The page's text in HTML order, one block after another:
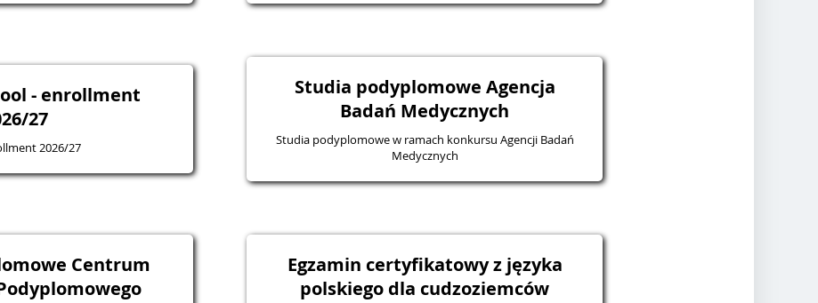
- enrollment
27
2026/27
Studia podyplomowe Agencja
Badań Medycznych
Studia podyplomowe w ramach konkursu Agencji Badań
Medycznych
Centrum
Egzamin certyfikatowy z języka
polskiego dla cudzoziemców